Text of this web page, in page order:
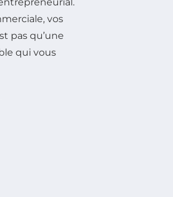
vos
pas qu’une
qui vous